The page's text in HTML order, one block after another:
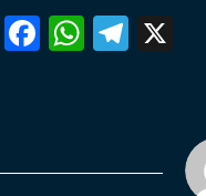
Fa W
pp
Te
m